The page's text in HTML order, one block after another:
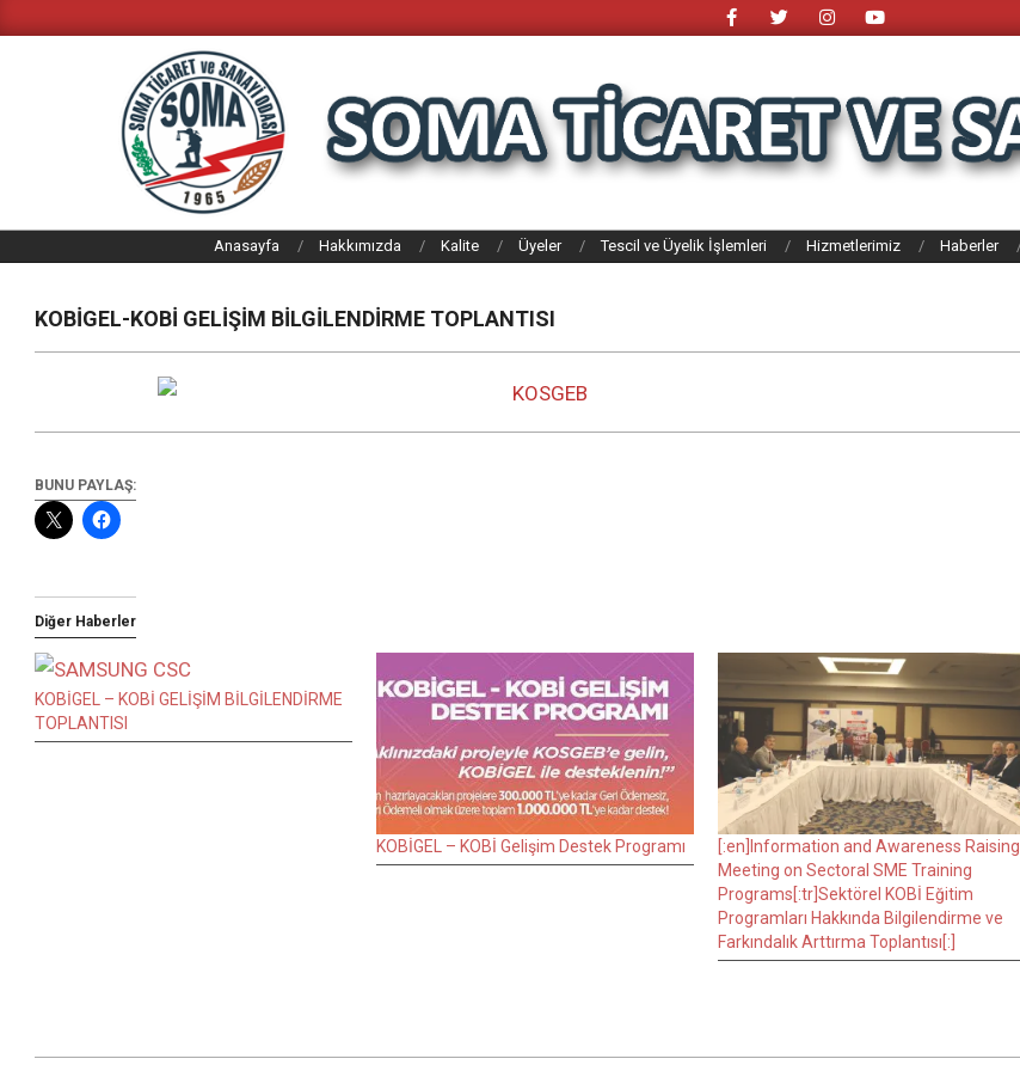
to
SOMA
TICARET
VE
SANAYI
Anasayfa Hakkımızda Kalite Üyeler Tescil ve Üyelik İşlemleri Hizmetlerimiz Haberler
KOBİGEL-KOBİ GELİŞİM BİLGİLENDİRME TOPLANTISI
BUNU PAYLAŞ:
Diğer Haberler
KOBİGEL – KOBİ GELİŞİM BİLGİLENDİRME
TOPLANTISI
KOBİGEL – KOBİ Gelişim Destek Programı
[:en]Information and Awareness Raising
Meeting on Sectoral SME Training
Programs[:tr]Sektörel KOBİ Eğitim
Programları Hakkında Bilgilendirme ve
Farkındalık Arttırma Toplantısı[:]